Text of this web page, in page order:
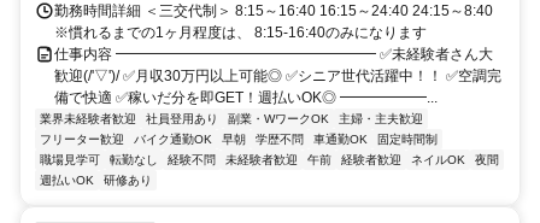
勤務時間詳細 ＜三交代制＞ 8:15～16:40 16:15～24:40 24:15～8:40
※慣れるまでの1ヶ月程度は、 8:15-16:40のみになります
仕事内容 ━━━━━━━━━━━━━━━━━━ ✅未経験者さん大
歓迎(/'▽')/ ✅月収30万円以上可能◎ ✅シニア世代活躍中！！ ✅空調完
備で快適 ✅稼いだ分を即GET！週払いOK◎ ━━━━━━...
業界未経験者歓迎 社員登用あり 副業・WワークOK
主婦・主夫歓迎
フリーター歓迎
バイク通勤OK 早朝 学歴不問 車通勤OK
固定時間制
職場見学可
転勤なし 経験不問 未経験者歓迎 午前 経験者歓迎 ネイルOK
夜間
週払いOK
研修あり